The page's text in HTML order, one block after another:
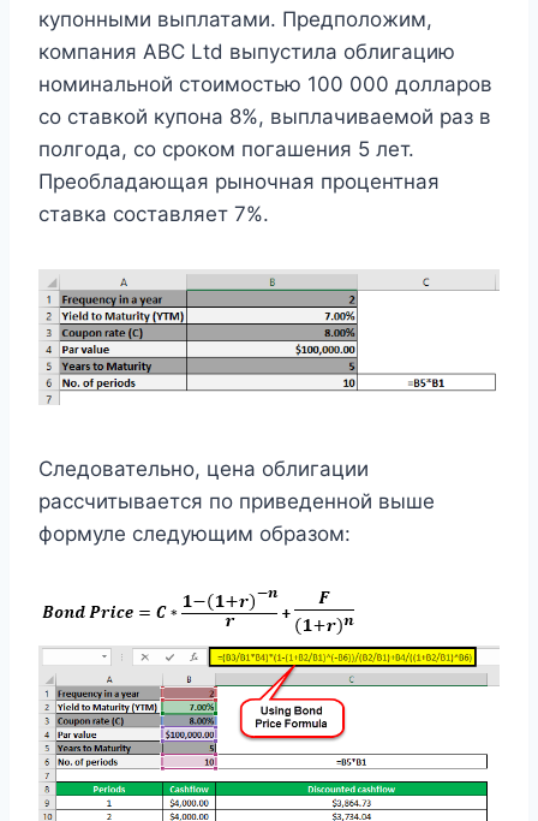
купонными выплатами. Предположим,
компания ABC Ltd выпустила облигацию
номинальной стоимостью 100 000 долларов
со ставкой купона 8%, выплачиваемой раз в
полгода, со сроком погашения 5 лет.
Преобладающая рыночная процентная
ставка составляет 7%.
Следовательно, цена облигации
рассчитывается по приведенной выше
формуле следующим образом: